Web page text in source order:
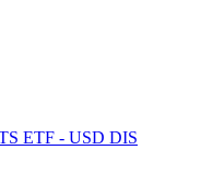
ETF - USD DIS